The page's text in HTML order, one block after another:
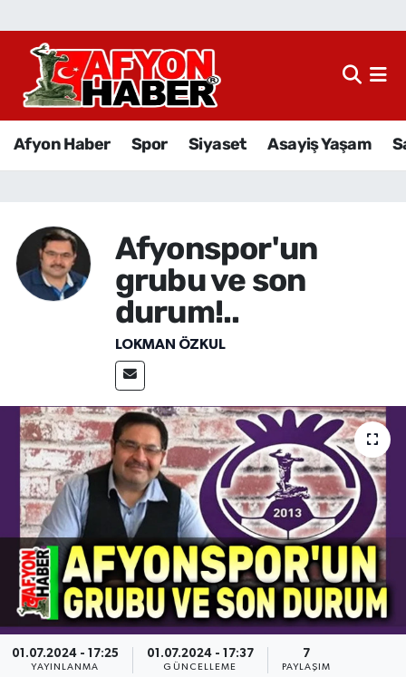
Afyon Haber Spor Siyaset Asayiş Yaşam
Afyonspor'un
grubu ve son
durum!..
LOKMAN ÖZKUL
01.07.2024 - 17:25
YAYINLANMA
01.07.2024 - 17:37
GÜNCELLEME
7
PAYLAŞIM
Afyon Haber
Sağlık
Eğitim
Sivil Toplum
Magazin
Etkinlikler